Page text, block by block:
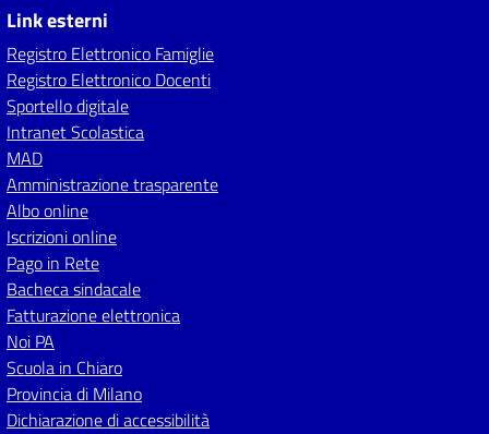
Link esterni
Registro Elettronico Famiglie
Registro Elettronico Docenti
Sportello digitale
Intranet Scolastica
MAD
Amministrazione trasparente
Albo online
Iscrizioni online
Pago in Rete
Bacheca sindacale
Fatturazione elettronica
Noi PA
Scuola in Chiaro
Provincia di Milano
Dichiarazione di accessibilità